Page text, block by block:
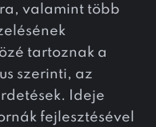
valamint több
tartoznak a
szerinti, az
Ideje
fejlesztésével